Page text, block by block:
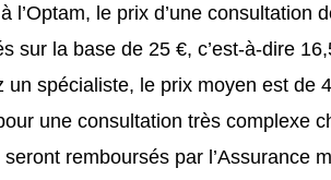
l’Optam, le prix d’une consultation
sur la base de 25 €, c’est-à-dire
un spécialiste, le prix moyen est de
une consultation très complexe
remboursés par l’Assurance